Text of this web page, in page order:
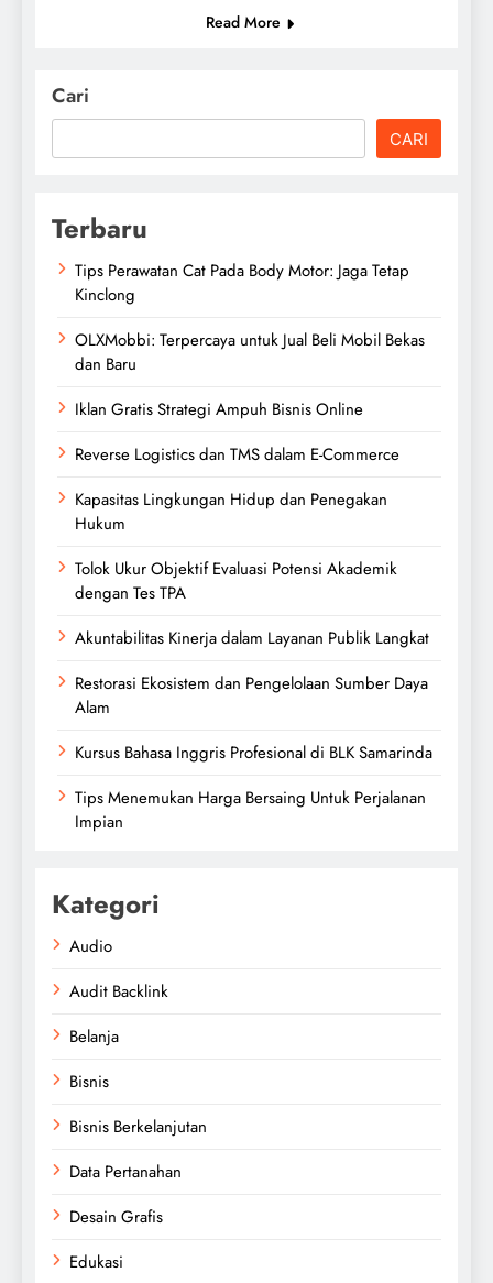
Read More
Cari
CARI
Terbaru
Tips Perawatan Cat Pada Body Motor: Jaga Tetap
Kinclong
OLXMobbi: Terpercaya untuk Jual Beli Mobil Bekas
dan Baru
Iklan Gratis Strategi Ampuh Bisnis Online
Reverse Logistics dan TMS dalam E-Commerce
Kapasitas Lingkungan Hidup dan Penegakan
Hukum
Tolok Ukur Objektif Evaluasi Potensi Akademik
dengan Tes TPA
Akuntabilitas Kinerja dalam Layanan Publik Langkat
Restorasi Ekosistem dan Pengelolaan Sumber Daya
Alam
Kursus Bahasa Inggris Profesional di BLK Samarinda
Tips Menemukan Harga Bersaing Untuk Perjalanan
Impian
Kategori
Audio
Audit Backlink
Belanja
Bisnis
Bisnis Berkelanjutan
Data Pertanahan
Desain Grafis
Edukasi